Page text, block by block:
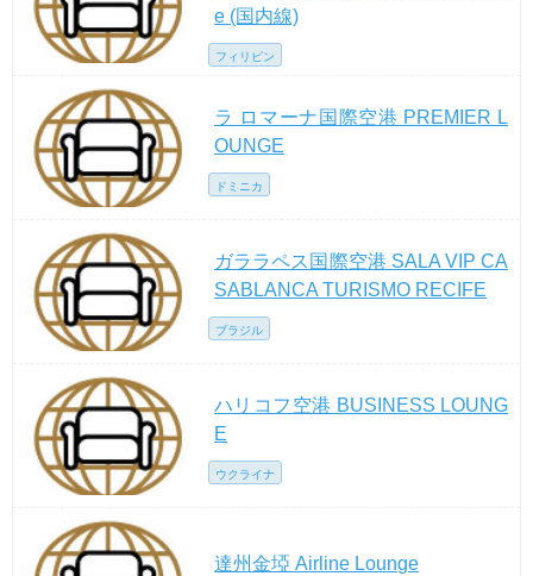
e (国内線)
フィリピン
ラ ロマーナ国際空港 PREMIER L
OUNGE
ドミニカ
ガララペス国際空港 SALA VIP CA
SABLANCA TURISMO RECIFE
ブラジル
ハリコフ空港 BUSINESS LOUNG
E
ウクライナ
達州金埡 Airline Lounge